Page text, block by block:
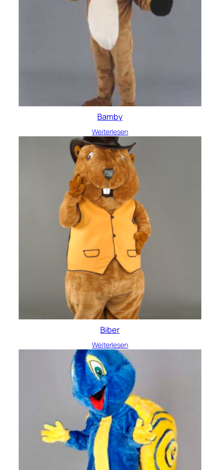
Bamby
Weiterlesen
Biber
Weiterlesen